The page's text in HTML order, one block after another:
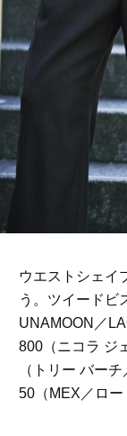
ウエストシェイ
う。ツイードビ
UNAMOON／
800（ニコラ ジ
（トリー バー
50（MEX／ロー